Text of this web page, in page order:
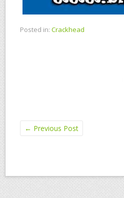
Posted in: Crackhead
← Previous Post